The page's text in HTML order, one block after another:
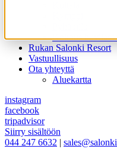
Kokous
Rukan Salonki Resort
Vastuullisuus
Ota yhteyttä
Aluekartta
instagram
facebook
tripadvisor
Siirry sisältöön
044 247 6632 |